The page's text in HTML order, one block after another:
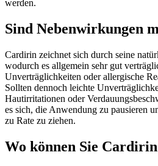
werden.
Sind Nebenwirkungen
Cardirin zeichnet sich durch seine
wodurch es allgemein sehr gut
Unverträglichkeiten oder allergische
Sollten dennoch leichte
Hautirritationen oder
es sich, die Anwendung zu pausieren
zu Rate zu ziehen.
Wo können Sie